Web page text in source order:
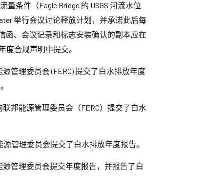
条件（Eagle Bridge 的 USGS 河流水位
举行会议讨论释放计划，并承诺此后每
函、会议记录和标志安装确认的副本应在
度合规声明中提交。
管理委员会 (FERC) 提交了白水排放年度
邦能源管理委员会（FERC）提交了白水
管理委员会提交了白水排放年度报告。
管理委员会提交年度报告，并报告了白